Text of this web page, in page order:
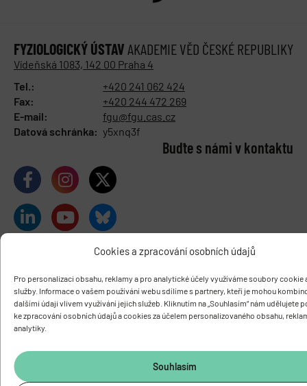
Cookies a zpracování osobních údajů
Pro personalizaci obsahu, reklamy a pro analytické účely využíváme soubory cookie
služby. Informace o vašem používání webu sdílíme s partnery, kteří je mohou
dalšími údaji vlivem využívání jejich služeb. Kliknutím na „Souhlasím“ nám udělujete
ke zpracování osobních údajů a cookies za účelem personalizovaného obsahu,
analytiky.
Souhlasím
FYZIOLOGICKÝ ÚSTAVAKADEMIE VĚD ČESKÉ REPUBLIKY
Vídeňská 1083, 142 00 Praha 4
Tel.:
+420 241 062 424
Fax:
+420 244 472 269
E-mail:
fgu@fgu.cas.cz
Datová schránka: y5xnq3f
Buďte s námi v kontaktu
Základní informace
Vedení a struktura